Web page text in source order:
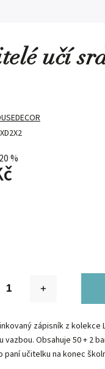
učí
%
zápisník z kolekce
vazbou. Obsahuje 50 + 2
paní učitelku na konec